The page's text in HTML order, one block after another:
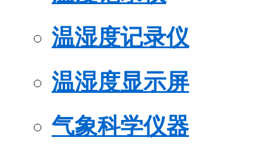
温湿度记录仪
温湿度显示屏
气象科学仪器